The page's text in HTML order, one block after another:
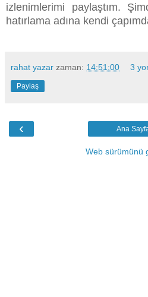
izlenimlerimi paylaştım.
hatırlama adına kendi
rahat yazar zaman: 14:51:00 3
Paylaş
‹ Ana
Web sürümünü